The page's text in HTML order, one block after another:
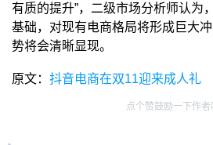
有质的提升”，二级市场分析师认为
基础，对现有电商格局将形成巨大
势将会清晰显现。
原文： 抖音电商在双11迎来成人礼
点个赞鼓励一下作者